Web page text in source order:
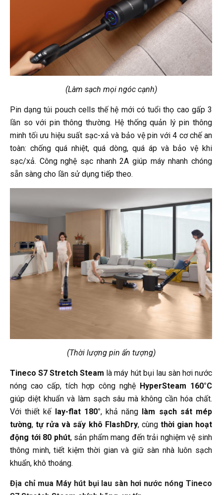
(Làm sạch mọi ngóc cạnh)
Pin dạng túi pouch cells thế hệ mới có tuổi thọ cao gấp 3
lần so với pin thông thường. Hệ thống quản lý pin thông
minh tối ưu hiệu suất sạc-xả và bảo vệ pin với 4 cơ chế an
toàn: chống quá nhiệt, quá dòng, quá áp và bảo vệ khi
sạc/xả. Công nghệ sạc nhanh 2A giúp máy nhanh chóng
sẵn sàng cho lần sử dụng tiếp theo.
(Thời lượng pin ấn tượng)
Tineco S7 Stretch Steam là máy hút bụi lau sàn hơi nước
nóng cao cấp, tích hợp công nghệ HyperSteam 160°C
giúp diệt khuẩn và làm sạch sâu mà không cần hóa chất.
Với thiết kế lay-flat 180°, khả năng làm sạch sát mép
tường,tự rửa và sấy khô FlashDry, cùng thời gian hoạt
động tới 80 phút, sản phẩm mang đến trải nghiệm vệ sinh
thông minh, tiết kiệm thời gian và giữ sàn nhà luôn sạch
khuẩn, khô thoáng.
Địa chỉ mua Máy hút bụi lau sàn hơi nước nóng Tineco